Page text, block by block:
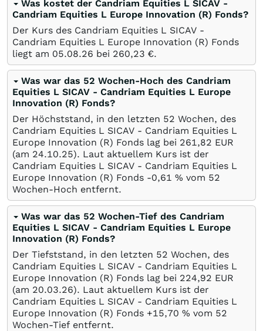
Was kostet der Candriam Equities L SICAV -
Candriam Equities L Europe Innovation (R) Fonds?
Der Kurs des Candriam Equities L SICAV -
Candriam Equities L Europe Innovation (R) Fonds
liegt am 05.08.26 bei 260,23 €.
Was war das 52 Wochen-Hoch des Candriam
Equities L SICAV - Candriam Equities L Europe
Innovation (R) Fonds?
Der Höchststand, in den letzten 52 Wochen, des
Candriam Equities L SICAV - Candriam Equities L
Europe Innovation (R) Fonds lag bei 261,82 EUR
(am 24.10.25). Laut aktuellem Kurs ist der
Candriam Equities L SICAV - Candriam Equities L
Europe Innovation (R) Fonds -0,61 % vom 52
Wochen-Hoch entfernt.
Was war das 52 Wochen-Tief des Candriam
Equities L SICAV - Candriam Equities L Europe
Innovation (R) Fonds?
Der Tiefststand, in den letzten 52 Wochen, des
Candriam Equities L SICAV - Candriam Equities L
Europe Innovation (R) Fonds lag bei 224,92 EUR
(am 20.03.26). Laut aktuellem Kurs ist der
Candriam Equities L SICAV - Candriam Equities L
Europe Innovation (R) Fonds +15,70 % vom 52
Wochen-Tief entfernt.